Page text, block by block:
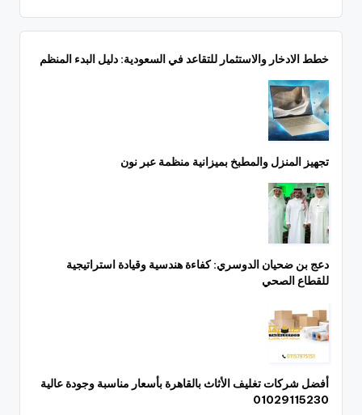
خطط الادخار والاستثمار للتقاعد في السعودية: دليل البدء المنظم
تجهيز المنزل والمطبخ بميزانية منظمة عبر نون
دعج بن ضحيان الدوسري: كفاءة هندسية وقيادة استراتيجية
للقطاع الصحي
أفضل شركات تغليف الأثاث بالقاهرة بأسعار مناسبة وجودة عالية
01029115230